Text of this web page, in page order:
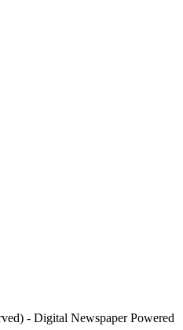
- Digital Newspaper Powered